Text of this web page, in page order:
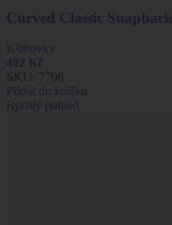
Curved Classic Snapback
Kšiltovky
SKU: 7706
Přidat do košíku
Rychlý pohled